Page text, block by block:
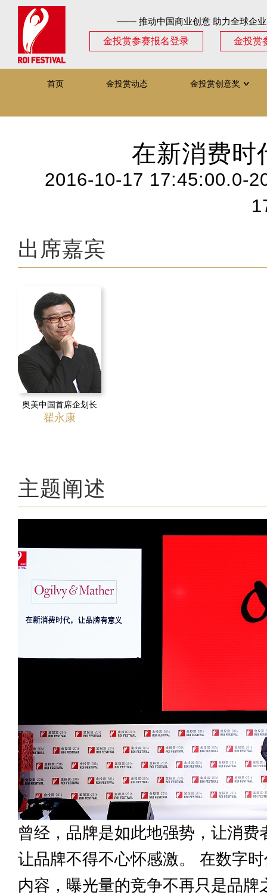
─── 推动中国商业创意 助力全球企
金投赏参赛报名登录
金投赏
首页 金投赏动态 金投赏创意奖 ∨
在新消费时
2016-10-17 17:45:00.0-
出席嘉宾
奥美中国首席企划长
翟永康
主题阐述
曾经，品牌是如此地强势，让消
让品牌不得不心怀感激。 在数字
内容，曝光量的竞争不再只是品